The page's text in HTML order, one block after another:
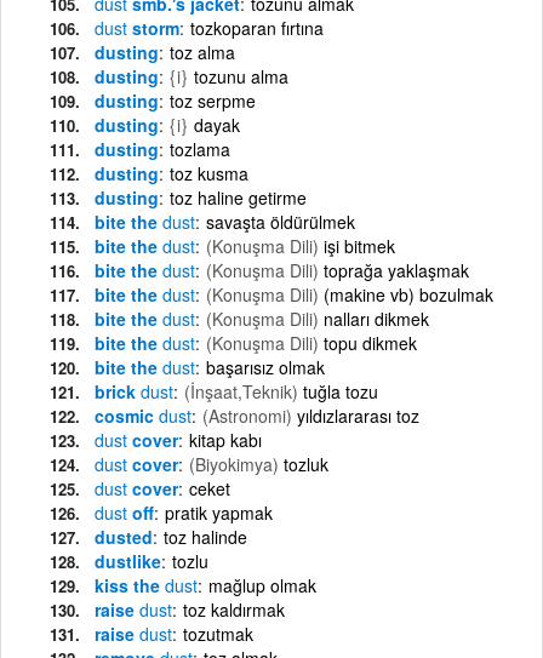
dust storm tozkoparan fırtına
dusting toz alma
dusting {i} tozunu alma
dusting toz serpme
dusting {i} dayak
dusting tozlama
dusting toz kusma
dusting toz haline getirme
bite the dust savaşta öldürülmek
bite the dust (Konuşma Dili) işi bitmek
bite the dust (Konuşma Dili) toprağa yaklaşmak
bite the dust (Konuşma Dili) (makine vb) bozulmak
bite the dust (Konuşma Dili) nalları dikmek
bite the dust (Konuşma Dili) topu dikmek
bite the dust başarısız olmak
brick dust (İnşaat,Teknik) tuğla tozu
cosmic dust (Astronomi) yıldızlararası toz
dust cover kitap kabı
dust cover (Biyokimya) tozluk
dust cover ceket
dust off pratik yapmak
dusted toz halinde
dustlike tozlu
kiss the dust mağlup olmak
raise dust toz kaldırmak
raise dust tozutmak